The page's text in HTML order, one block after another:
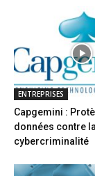
ENTREPRISES
Capgemini :
données contre la
cybercriminalité